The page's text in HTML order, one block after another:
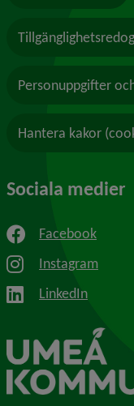
Personuppgifter
Hantera kakor
Sociala medier
Facebook
Instagram
LinkedIn